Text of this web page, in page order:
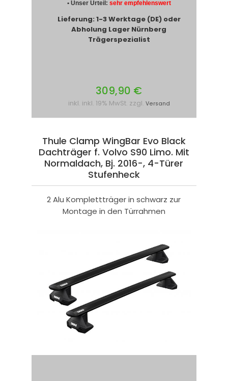
• Unser Urteil: sehr empfehlenswert
Lieferung: 1-3 Werktage (DE) oder
Abholung Lager Nürnberg
Trägerspezialist
309,90 €
inkl. inkl. 19% MwSt. zzgl. Versand
Thule Clamp WingBar Evo Black
Dachträger f. Volvo S90 Limo. Mit
Normaldach, Bj. 2016-, 4-Türer
Stufenheck
2 Alu Komplettträger in schwarz zur
Montage in den Türrahmen